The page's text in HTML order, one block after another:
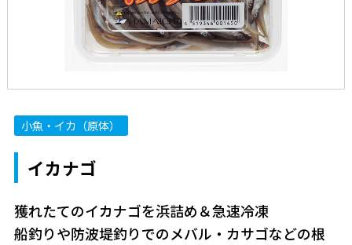
小魚・イカ（原体）
イカナゴ
獲れたてのイカナゴを浜詰め＆急速冷凍
船釣りや防波堤釣りでのメバル・カサゴなどの根